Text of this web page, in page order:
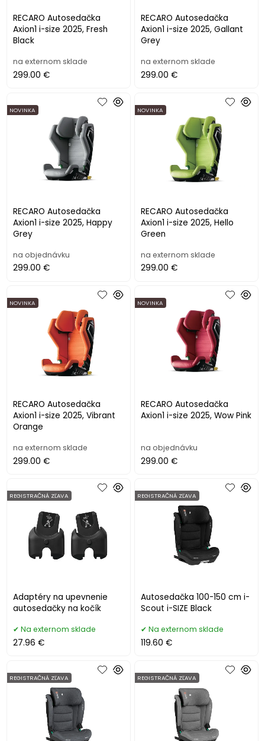
RECARO Autosedačka
Axion1 i-size 2025, Fresh
Black
na externom sklade
299.00 €
RECARO Autosedačka
Axion1 i-size 2025, Gallant
Grey
na externom sklade
299.00 €
RECARO Autosedačka
Axion1 i-size 2025, Happy
Grey
NOVINKA
na objednávku
299.00 €
RECARO Autosedačka
Axion1 i-size 2025, Hello
Green
NOVINKA
na externom sklade
299.00 €
RECARO Autosedačka
Axion1 i-size 2025, Vibrant
Orange
NOVINKA
na externom sklade
299.00 €
RECARO Autosedačka
Axion1 i-size 2025, Wow Pink
NOVINKA
na objednávku
299.00 €
Adaptéry na upevnenie
autosedačky na kočík
REGISTRAČNÁ ZĽAVA
Na externom sklade
27.96 €
Autosedačka 100-150 cm i-
Scout i-SIZE Black
REGISTRAČNÁ ZĽAVA
Na externom sklade
119.60 €
REGISTRAČNÁ ZĽAVA REGISTRAČNÁ ZĽAVA